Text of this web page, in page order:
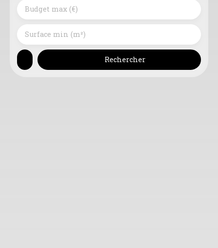
Budget max (€)
Surface min (m²)
Rechercher